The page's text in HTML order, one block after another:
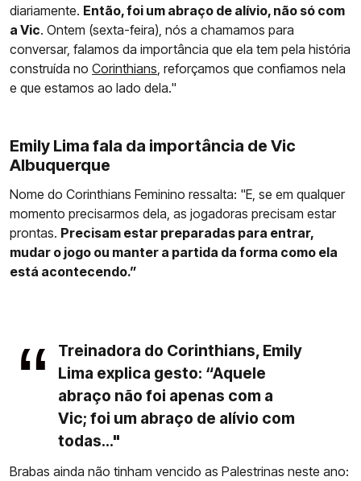
diariamente. Então, foi um abraço de alívio, não só com
a Vic. Ontem (sexta-feira), nós a chamamos para
conversar, falamos da importância que ela tem pela história
construída no Corinthians , reforçamos que confiamos nela
e que estamos ao lado dela."
Emily Lima fala da importância de Vic
Albuquerque
Nome do Corinthians Feminino ressalta: "E, se em qualquer
momento precisarmos dela, as jogadoras precisam estar
prontas. Precisam estar preparadas para entrar,
mudar o jogo ou manter a partida da forma como ela
está acontecendo.”
Treinadora do Corinthians, Emily
Lima explica gesto: “Aquele
abraço não foi apenas com a
Vic; foi um abraço de alívio com
todas..."
Brabas ainda não tinham vencido as Palestrinas neste ano: